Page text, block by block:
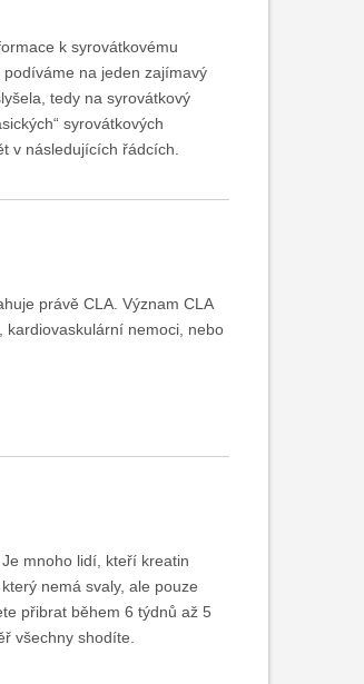
k syrovátkovému
na jeden zajímavý
tedy na syrovátkový
syrovátkových
v následujících řádcích.
právě CLA. Význam CLA
kardiovaskulární nemoci, nebo
mnoho lidí, kteří kreatin
nemá svaly, ale pouze
přibrat během 6 týdnů až 5
všechny shodíte.